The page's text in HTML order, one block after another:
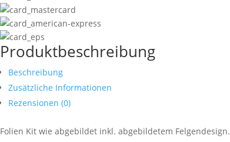
Produktbeschreibung
Beschreibung
Zusätzliche Informationen
Rezensionen (0)
Folien Kit wie abgebildet inkl. abgebildetem Felgendesign.